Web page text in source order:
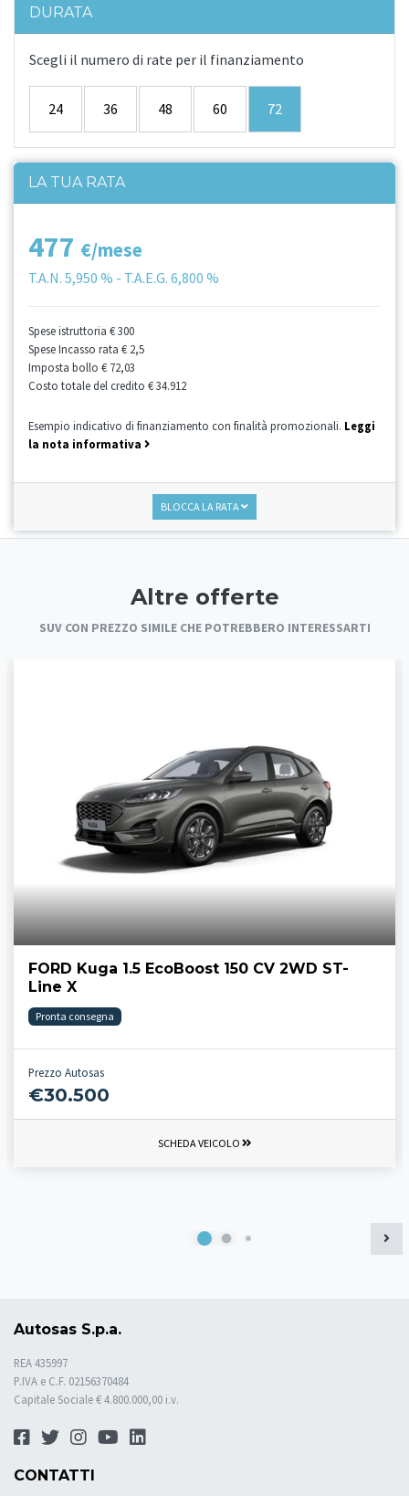
DURATA
Scegli il numero di rate per il finanziamento
24 36 48 60 72
LA TUA RATA
477 €/mese
T.A.N. 5,950 % - T.A.E.G. 6,800 %
Spese istruttoria € 300
Spese Incasso rata € 2,5
Imposta bollo € 72,03
Costo totale del credito € 34.912
Esempio indicativo di finanziamento con finalità promozionali. Leggi
la nota informativa
BLOCCA LA RATA
Altre offerte
SUV CON PREZZO SIMILE CHE POTREBBERO INTERESSARTI
FORD Kuga 1.5 EcoBoost 150 CV 2WD ST-
Line X
Pronta consegna
Prezzo Autosas
€30.500
SCHEDA VEICOLO
Autosas S.p.a.
REA 435997
P.IVA e C.F. 02156370484
Capitale Sociale € 4.800.000,00 i.v.
CONTATTI